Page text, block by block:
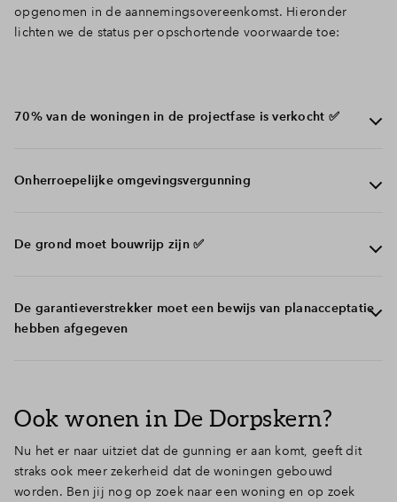
opgenomen in de aannemingsovereenkomst. Hieronder
lichten we de status per opschortende voorwaarde toe:
70% van de woningen in de projectfase is verkocht ✅
verkocht. Daarmee is aan de eerste opschortende
Onherroepelijke omgevingsvergunning
onherroepelijk. De omgevingsvergunning voor de
gemeente toestemming voor de bouw van de woningen
in Reeve.
De grond moet bouwrijp zijn ✅
grond bouwrijp moet zijn en ter vrije beschikking moet
staan van de ondernemer. Aan deze opschortende
De garantieverstrekker moet een bewijs van planacceptatie
hebben afgegeven
Ook wonen in De Dorpskern?
Nu het er naar uitziet dat de gunning er aan komt, geeft dit
straks ook meer zekerheid dat de woningen gebouwd
worden. Ben jij nog op zoek naar een woning en op zoek